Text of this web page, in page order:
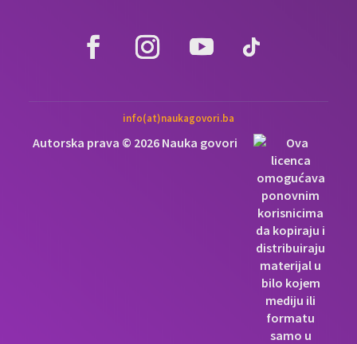
info(at)naukagovori.ba
Autorska prava © 2026 Nauka govori